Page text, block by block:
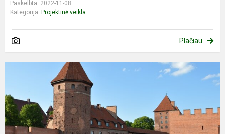
Paskelbta: 2022-11-08
Kategorija: Projektinė veikla
Plačiau